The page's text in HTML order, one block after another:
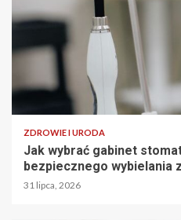
ZDROWIE I URODA
Jak wybrać gabinet
bezpiecznego wybielania
31 lipca, 2026